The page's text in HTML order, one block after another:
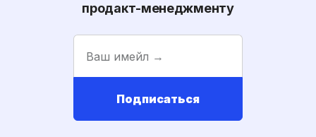
продакт-менеджменту
Подписаться